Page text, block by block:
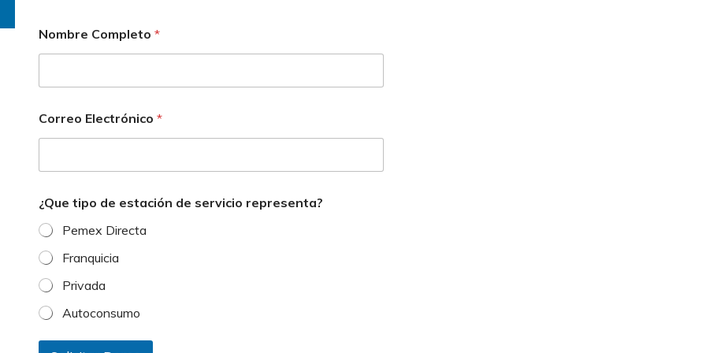
Nombre Completo *
Correo Electrónico *
e
r
v
i
c
i
o
C
r
¿Que tipo de estación de servicio representa?
Pemex Directa
Franquicia
Privada
Autoconsumo